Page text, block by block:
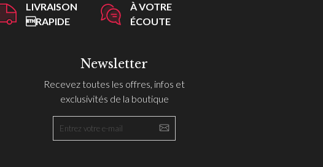
LIVRAISON
RAPIDE
À VOTRE
ÉCOUTE
Newsletter
Recevez toutes les offres, infos et
exclusivités de la boutique